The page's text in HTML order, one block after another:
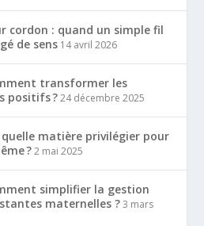
cordon : quand un simple fil
de sens 14 avril 2026
transformer les
positifs ? 24 décembre 2025
matière privilégier pour
? 2 mai 2025
simplifier la gestion
maternelles ? 3 mars